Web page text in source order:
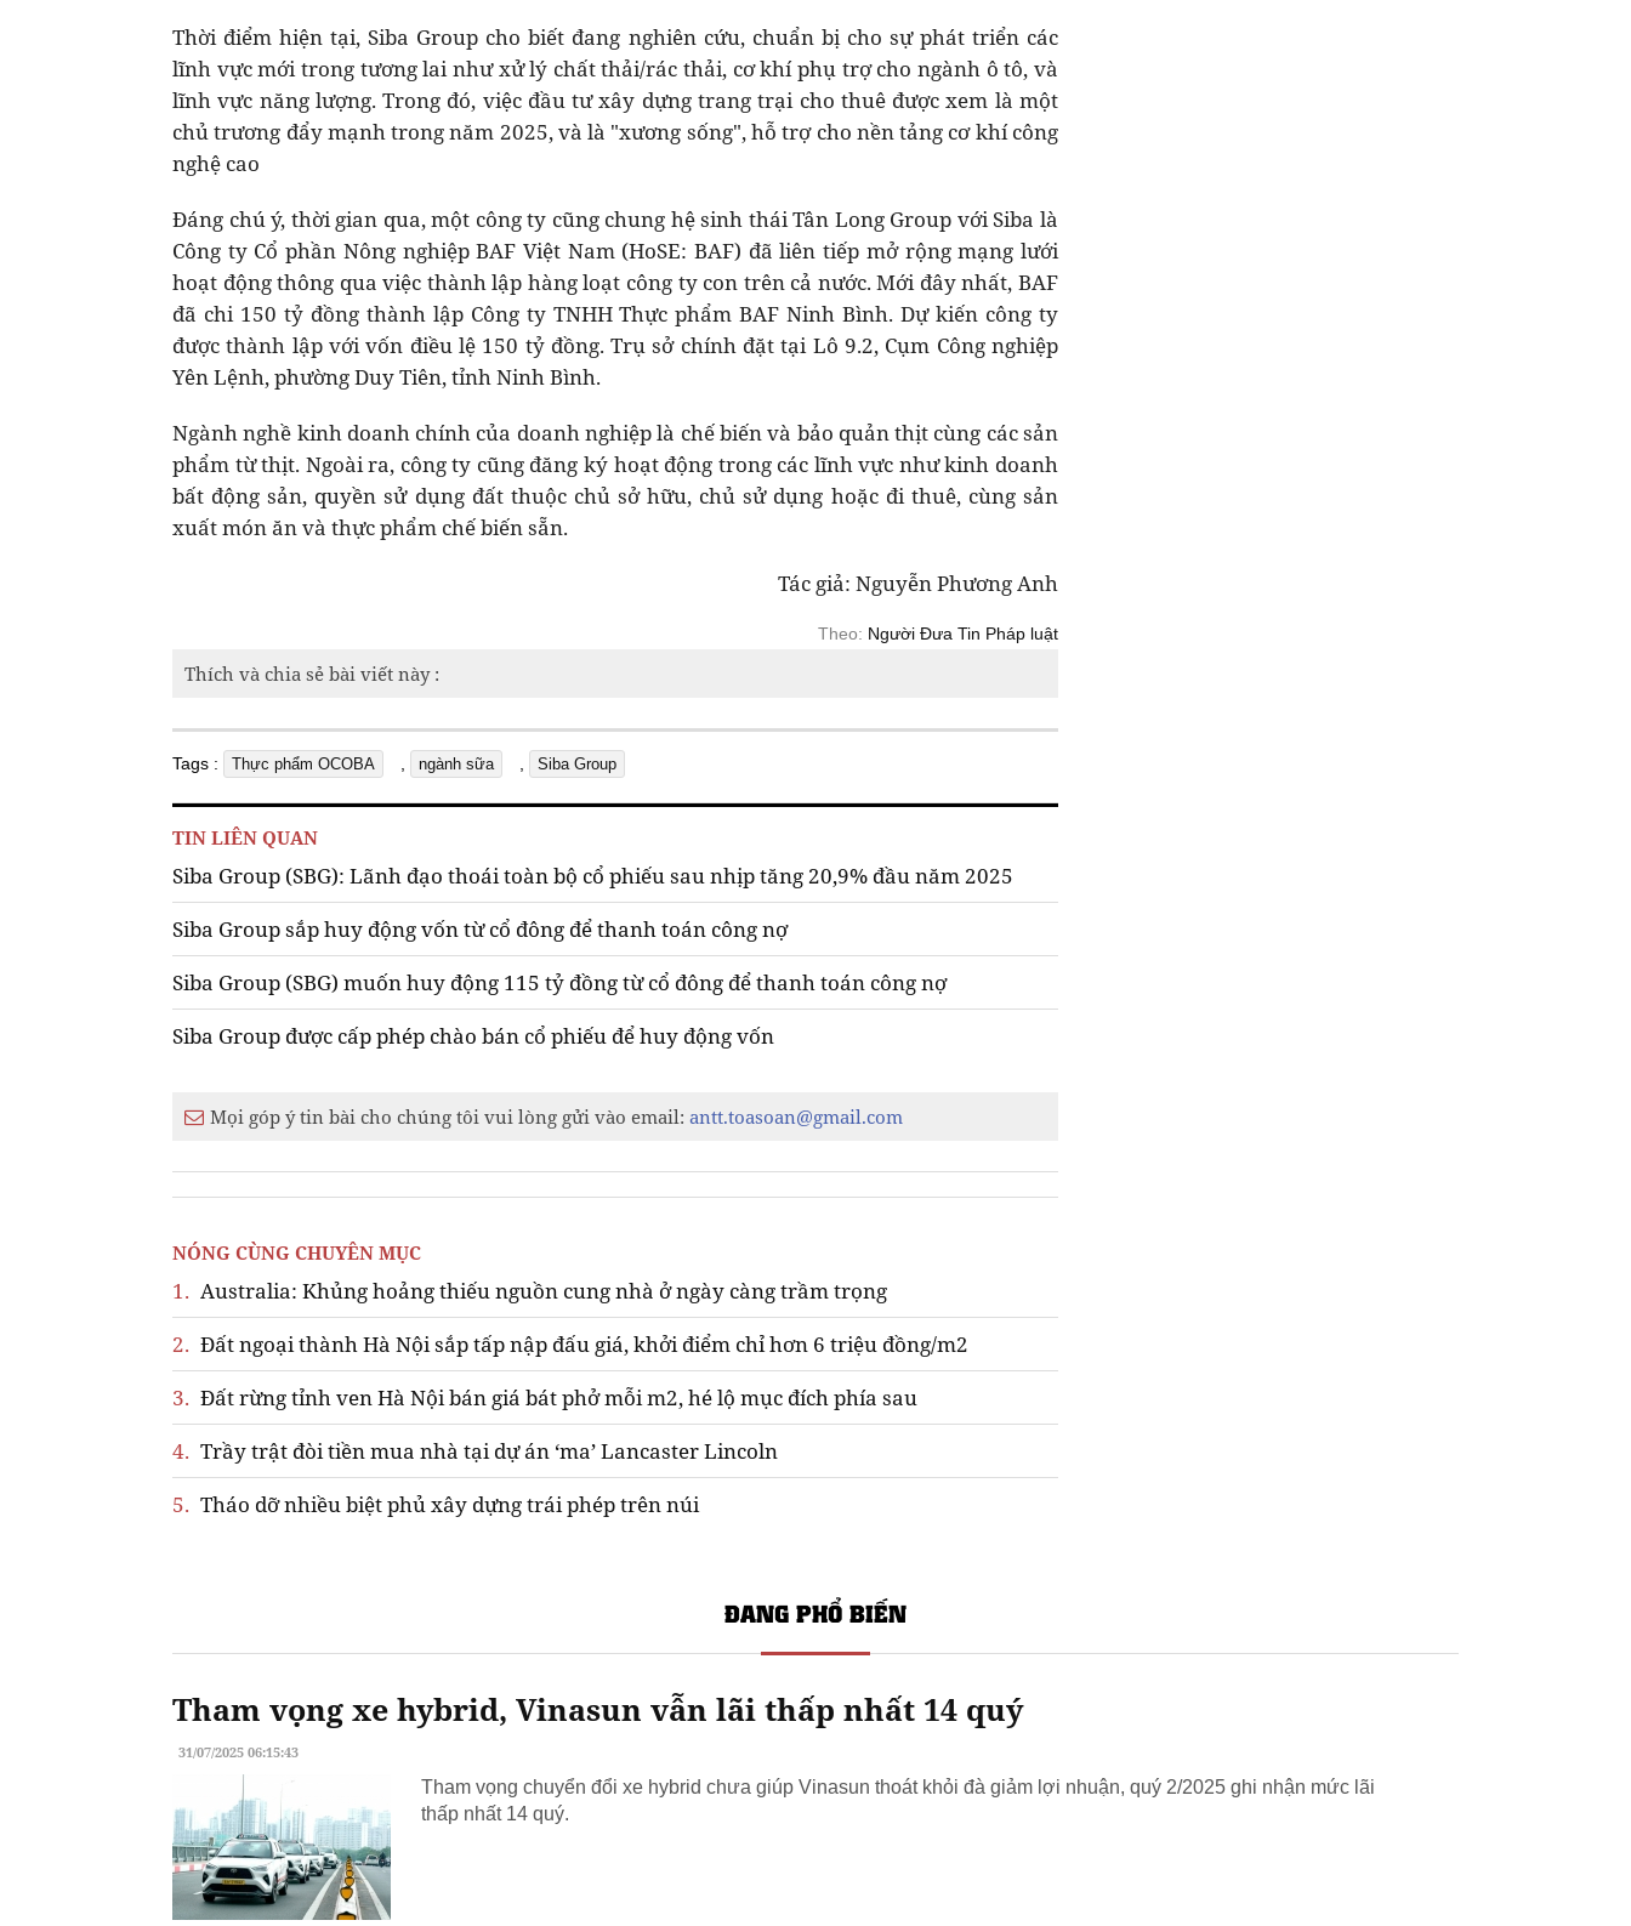
Thời điểm hiện tại, Siba Group cho biết đang nghiên cứu, chuẩn bị cho sự phát triển các
lĩnh vực mới trong tương lai như xử lý chất thải/rác thải, cơ khí phụ trợ cho ngành ô tô, và
lĩnh vực năng lượng. Trong đó, việc đầu tư xây dựng trang trại cho thuê được xem là một
chủ trương đẩy mạnh trong năm 2025, và là "xương sống", hỗ trợ cho nền tảng cơ khí công
nghệ cao
Đáng chú ý, thời gian qua, một công ty cũng chung hệ sinh thái Tân Long Group với Siba là
Công ty Cổ phần Nông nghiệp BAF Việt Nam (HoSE: BAF) đã liên tiếp mở rộng mạng lưới
hoạt động thông qua việc thành lập hàng loạt công ty con trên cả nước. Mới đây nhất, BAF
đã chi 150 tỷ đồng thành lập Công ty TNHH Thực phẩm BAF Ninh Bình. Dự kiến công ty
được thành lập với vốn điều lệ 150 tỷ đồng. Trụ sở chính đặt tại Lô 9.2, Cụm Công nghiệp
Yên Lệnh, phường Duy Tiên, tỉnh Ninh Bình.
Ngành nghề kinh doanh chính của doanh nghiệp là chế biến và bảo quản thịt cùng các sản
phẩm từ thịt. Ngoài ra, công ty cũng đăng ký hoạt động trong các lĩnh vực như kinh doanh
bất động sản, quyền sử dụng đất thuộc chủ sở hữu, chủ sử dụng hoặc đi thuê, cùng sản
xuất món ăn và thực phẩm chế biến sẵn.
Tác giả: Nguyễn Phương Anh
Theo: Người Đưa Tin Pháp luật
Thích và chia sẻ bài viết này :
Tags : Thực phẩm OCOBA ngành sữa Siba Group
TIN LIÊN QUAN
Siba Group (SBG): Lãnh đạo thoái toàn bộ cổ phiếu sau nhịp tăng 20,9% đầu năm 2025
Siba Group sắp huy động vốn từ cổ đông để thanh toán công nợ
Siba Group (SBG) muốn huy động 115 tỷ đồng từ cổ đông để thanh toán công nợ
Siba Group được cấp phép chào bán cổ phiếu để huy động vốn
Mọi góp ý tin bài cho chúng tôi vui lòng gửi vào email: antt.toasoan@gmail.com
NÓNG CÙNG CHUYÊN MỤC
1. Australia: Khủng hoảng thiếu nguồn cung nhà ở ngày càng trầm trọng
2. Đất ngoại thành Hà Nội sắp tấp nập đấu giá, khởi điểm chỉ hơn 6 triệu đồng/m2
3. Đất rừng tỉnh ven Hà Nội bán giá bát phở mỗi m2, hé lộ mục đích phía sau
4. Trầy trật đòi tiền mua nhà tại dự án ‘ma’ Lancaster Lincoln
5. Tháo dỡ nhiều biệt phủ xây dựng trái phép trên núi
ĐANG PHỔ BIẾN
Tham vọng xe hybrid, Vinasun vẫn lãi thấp nhất 14 quý
31/07/2025 06:15:43
Tham vọng chuyển đổi xe hybrid chưa giúp Vinasun thoát khỏi đà giảm lợi nhuận, quý 2/2025 ghi nhận mức lãi
thấp nhất 14 quý.